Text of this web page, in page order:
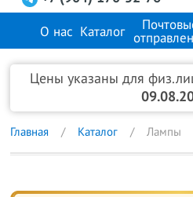
О нас Каталог
Продажа металлов
Цены указаны для
Главная Каталог Лампы